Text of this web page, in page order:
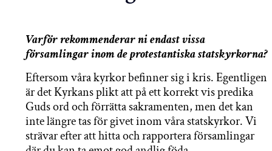
Varför rekommenderar ni endast vissa
församlingar inom de protestantiska statskyrkorna?
Eftersom våra kyrkor befinner sig i kris. Egentligen
är det Kyrkans plikt att på ett korrekt vis predika
Guds ord och förrätta sakramenten, men det kan
inte längre tas för givet inom våra statskyrkor. Vi
strävar efter att hitta och rapportera församlingar